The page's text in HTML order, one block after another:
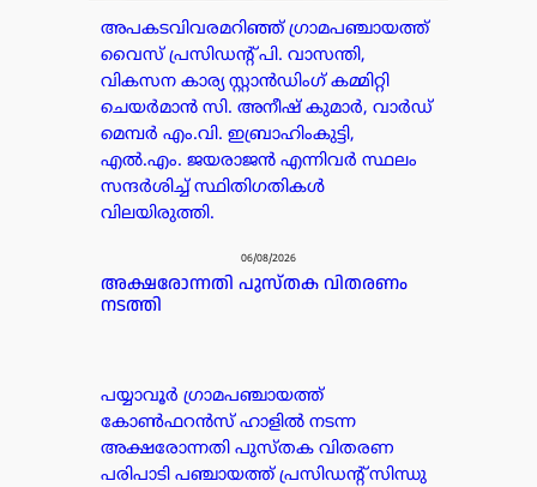
അപകടവിവരമറിഞ്ഞ് ഗ്രാമപഞ്ചായത്ത്
വൈസ് പ്രസിഡന്റ് പി. വാസന്തി,
വികസന കാര്യ സ്റ്റാൻഡിംഗ് കമ്മിറ്റി
ചെയർമാൻ സി. അനീഷ് കുമാർ, വാർഡ്
മെമ്പർ എം.വി. ഇബ്രാഹിംകുട്ടി,
എൽ.എം. ജയരാജൻ എന്നിവർ സ്ഥലം
സന്ദർശിച്ച് സ്ഥിതിഗതികൾ
വിലയിരുത്തി.
06/08/2026
അക്ഷരോന്നതി പുസ്തക വിതരണം
നടത്തി
പയ്യാവൂർ ഗ്രാമപഞ്ചായത്ത്
കോൺഫറൻസ് ഹാളിൽ നടന്ന
അക്ഷരോന്നതി പുസ്തക വിതരണ
പരിപാടി പഞ്ചായത്ത് പ്രസിഡൻ്റ് സിന്ധു